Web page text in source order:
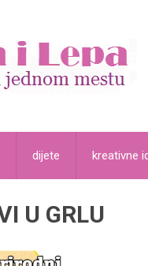
dijete kreativne
U GRLU